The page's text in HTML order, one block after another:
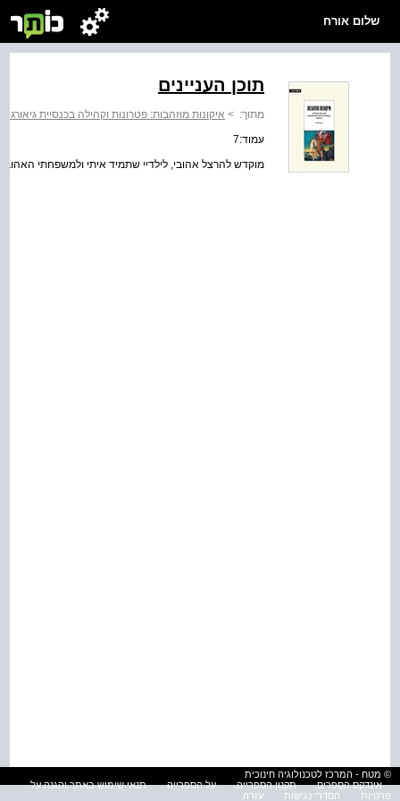
שלום אורח
תוכן העניינים
מתוך: > איקונות מוזהבות: פטרונות וקהילה בכנסיית
עמוד:7
מוקדש להרצל אהובי, לילדיי שתמיד איתי ולמשפחתי
© מטח - המרכז לטכנולוגיה חינוכית
אינדקס הספרים
תקנון הספרייה על הספרייה
תנאי שימוש באתר והגנה על
פרטיות
הסדרי נגישות עזרה